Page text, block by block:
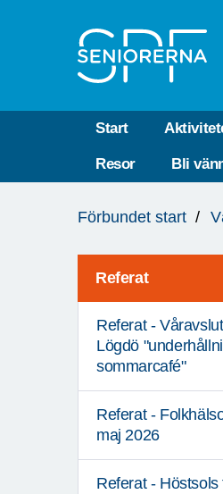
Start
Resor Bli
är
Förbundet start
Referat
Referat -
Lögdö
sommarcafé"
Referat -
maj 2026
Referat - Höstsols